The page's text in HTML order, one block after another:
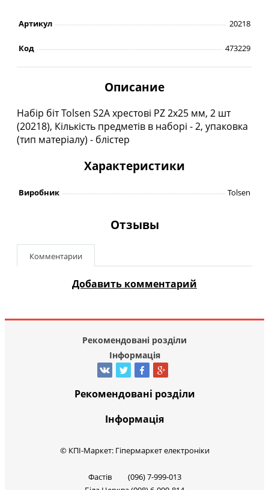
Артикул 20218
Код 473229
Описание
Набір біт Tolsen S2A хрестові PZ 2х25 мм, 2 шт
(20218), Кількість предметів в наборі - 2, упаковка
(тип матеріалу) - блістер
Характеристики
Виробник Tolsen
Отзывы
Комментарии
Добавить комментарий
Рекомендовані розділи
Інформація
Рекомендовані розділи
Інформація
© КПІ-Маркет: Гіпермаркет електроніки
Фастів (096) 7-999-013